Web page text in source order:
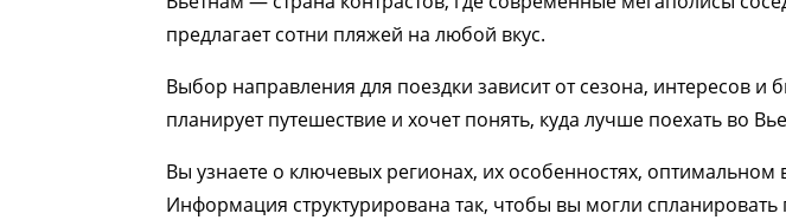
предлагает сотни пляжей на любой вкус.
Выбор направления для поездки зависит от сезона, интересов и
планирует путешествие и хочет понять, куда лучше поехать во
Вы узнаете о ключевых регионах, их особенностях,
Информация структурирована так, чтобы вы могли